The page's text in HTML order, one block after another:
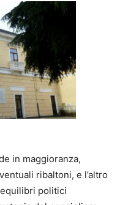
in maggioranza,
ribaltoni, e l’altro
politici